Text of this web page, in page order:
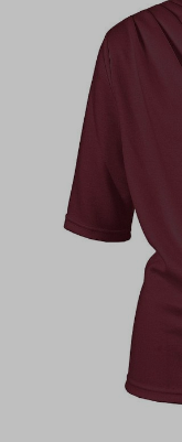
halve
mouw
Menger
Mode